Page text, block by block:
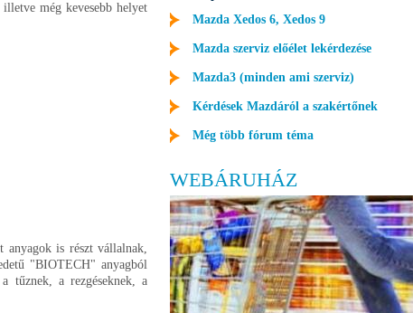
még kevesebb helyet
anyagok is részt vállalnak,
"BIOTECH" anyagból
tűznek, a rezgéseknek, a
Mazda Xedos 6, Xedos 9
Mazda szerviz előélet lekérdezése
Mazda3 (minden ami szerviz)
Kérdések Mazdáról a szakértőnek
Még több fórum téma
WEBÁRUHÁZ